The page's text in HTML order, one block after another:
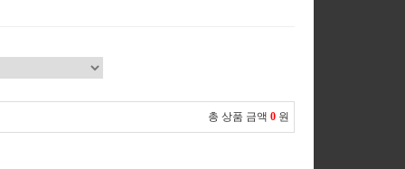
총 상품 금액 0 원